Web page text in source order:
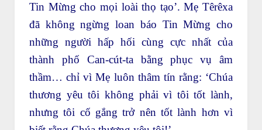
Tin Mừng cho mọi loài thọ tạo’. Mẹ Têrêxa
đã không ngừng loan báo Tin Mừng cho
những người hấp hối cùng cực nhất của
thành phố Can-cút-ta bằng phục vụ âm
thầm… chỉ vì Mẹ luôn thâm tín rằng: ‘Chúa
thương yêu tôi không phải vì tôi tốt lành,
nhưng tôi cố gắng trở nên tốt lành hơn vì